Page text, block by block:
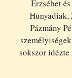
Erzsébet
Hunyadiak,
Pázmány
sokszor